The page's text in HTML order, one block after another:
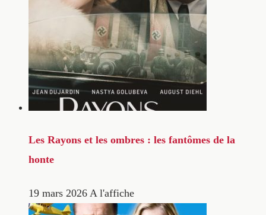
Les Rayons et les ombres : les fantômes de la
honte
19 mars 2026 A l'affiche